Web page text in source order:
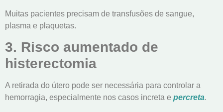
Muitas pacientes precisam de transfusões de sangue,
plasma e plaquetas.
3. Risco aumentado de
histerectomia
A retirada do útero pode ser necessária para controlar a
hemorragia, especialmente nos casos increta e percreta.